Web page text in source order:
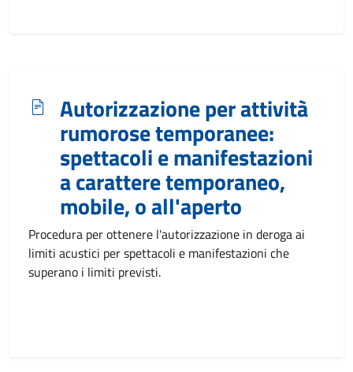
Autorizzazione per attività
rumorose temporanee:
spettacoli e manifestazioni
a carattere temporaneo,
mobile, o all'aperto
Procedura per ottenere l'autorizzazione in deroga ai
limiti acustici per spettacoli e manifestazioni che
superano i limiti previsti.